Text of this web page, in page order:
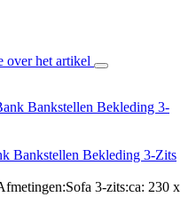
over het artikel
Bankstellen Bekleding 3-Zits
3-zits:ca: 230 x